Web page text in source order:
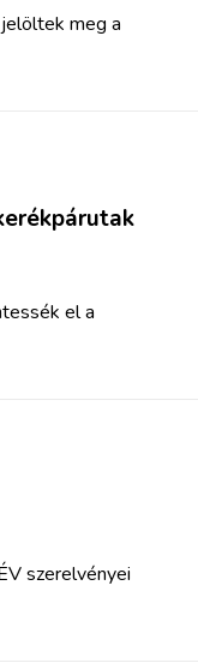
meg a
el a
szerelvényei